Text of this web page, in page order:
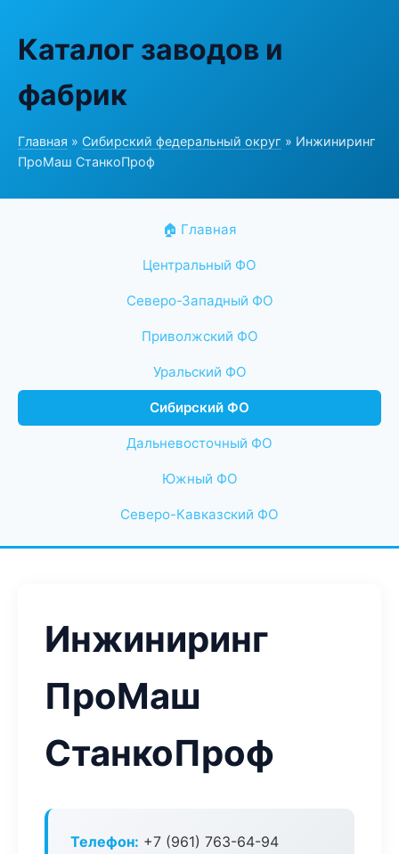
Каталог заводов и
фабрик
Главная » Сибирский федеральный округ » Инжиниринг
ПроМаш СтанкоПроф
🏠 Главная
Центральный ФО
Северо-Западный ФО
Приволжский ФО
Уральский ФО
Сибирский ФО
Дальневосточный ФО
Южный ФО
Северо-Кавказский ФО
Инжиниринг
ПроМаш
СтанкоПроф
Телефон: +7 (961) 763-64-94